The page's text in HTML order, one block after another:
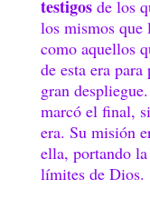
testigosde los
los mismos que
como aquellos
de esta era
gran
marcó el final,
era. Su misión
ella, portando
límites de Dios.